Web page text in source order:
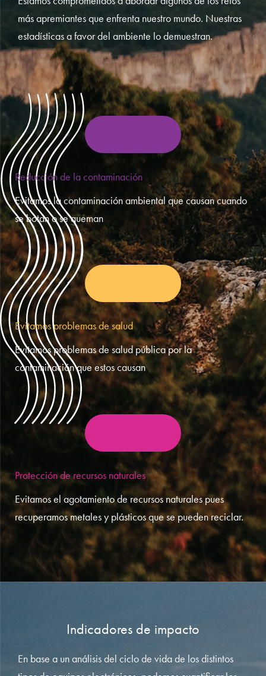
más apremiantes que enfrenta nuestro mundo. Nuestras
estadísticas a favor del ambiente lo demuestran.
Reducción de la contaminación
Evitamos la contaminación ambiental que causan cuando
se botan o se queman
Evitamos problemas de salud
Evitamos problemas de salud pública por la
contaminación que estos causan
Protección de recursos naturales
Evitamos el agotamiento de recursos naturales pues
recuperamos metales y plásticos que se pueden reciclar.
Indicadores de impacto
En base a un análisis del ciclo de vida de los distintos